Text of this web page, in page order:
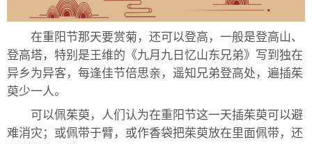
在重阳节那天要赏菊，还可以登高，一般是登高山、
登高塔，特别是王维的《九月九日忆山东兄弟》写到独在
异乡为异客，每逢佳节倍思亲，遥知兄弟登高处，遍插茱
萸少一人。
可以佩茱萸，人们认为在重阳节这一天插茱萸可以避
难消灾；或佩带于臂，或作香袋把茱萸放在里面佩带，还